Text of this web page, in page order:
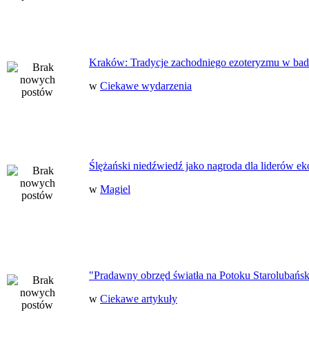
Kraków: Tradycje zachodniego ezoteryzmu w
w Ciekawe wydarzenia
Ślężański niedźwiedź jako nagroda dla liderów
w Magiel
"Pradawny obrzęd światła na Potoku
w Ciekawe artykuły